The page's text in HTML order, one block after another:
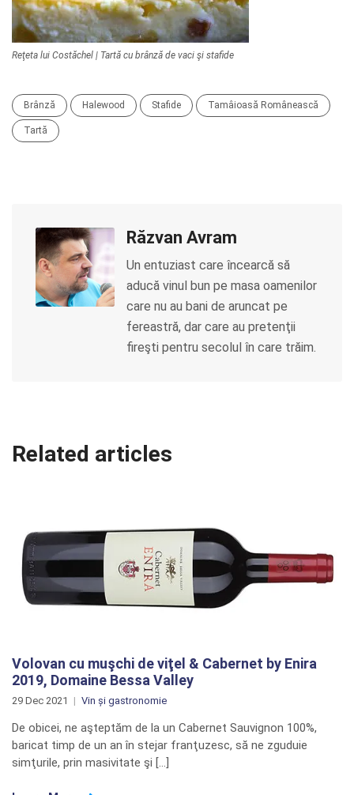
Reţeta lui Costăchel | Tartă cu brânză de vaci şi stafide
Brânză Halewood Stafide Tamâioasă Românească
Tartă
Răzvan Avram
Un entuziast care încearcă să
aducă vinul bun pe masa oamenilor
care nu au bani de aruncat pe
fereastră, dar care au pretenţii
fireşti pentru secolul în care trăim.
Related articles
Volovan cu muşchi de viţel & Cabernet by Enira
2019, Domaine Bessa Valley
29 Dec 2021 Vin și gastronomie
De obicei, ne aşteptăm de la un Cabernet Sauvignon 100%,
baricat timp de un an în stejar franţuzesc, să ne zguduie
simţurile, prin masivitate şi […]